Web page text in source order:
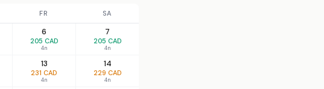
FR SA
6
205 CAD
4n
7
205 CAD
4n
13
231 CAD
4n
14
229 CAD
4n